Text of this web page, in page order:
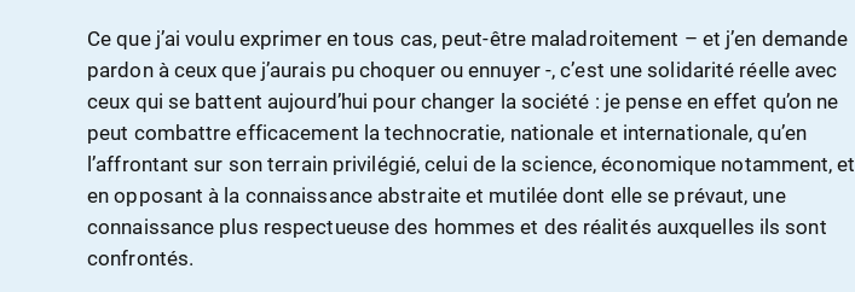
Ce que j’ai voulu exprimer en tous cas, peut-être maladroitement – et j’en demande
pardon à ceux que j’aurais pu choquer ou ennuyer -, c’est une solidarité réelle avec
ceux qui se battent aujourd’hui pour changer la société : je pense en effet qu’on ne
peut combattre efficacement la technocratie, nationale et internationale, qu’en
l’affrontant sur son terrain privilégié, celui de la science, économique notamment, et
en opposant à la connaissance abstraite et mutilée dont elle se prévaut, une
connaissance plus respectueuse des hommes et des réalités auxquelles ils sont
confrontés.